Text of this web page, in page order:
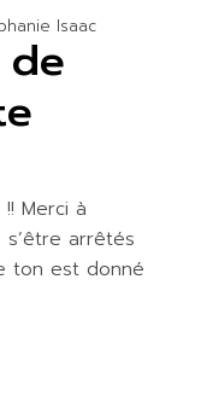
Isaac
Merci à
arrêtés
ton est donné